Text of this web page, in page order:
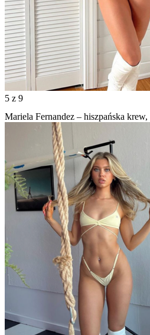
5 z 9
Mariela Fernandez – hiszpańska